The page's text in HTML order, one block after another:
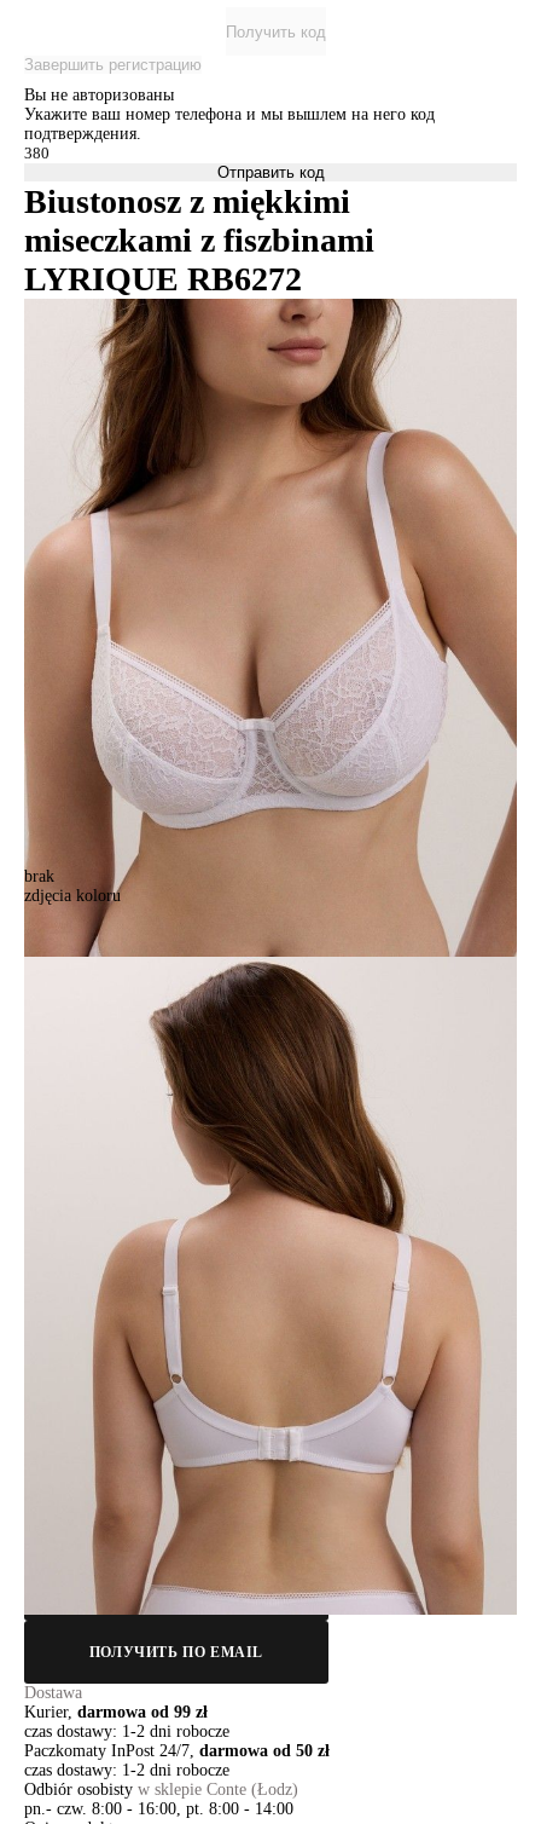
Получить код
Завершить регистрацию
Вы не авторизованы
Укажите ваш номер телефона и мы вышлем на него код
подтверждения.
Отправить код
Biustonosz z miękkimi
miseczkami z fiszbinami
LYRIQUE RB6272
brak
zdjęcia koloru
Biustonosz CONTE ELEGANT LYRIQUE RB6272, r.75G, biały
Biustonosz CONTE ELEGANT LYRIQUE RB6272, r.75G, biały
165,90 zł
+
DODAJ DO KOSZYKA
Jak złożyć zamówienie
POWIADOM MNIE O DOSTĘPNOŚCI
ПОЛУЧИТЬ ПО EMAIL
Dostawa
Kurier, darmowa od 99 zł
czas dostawy: 1-2 dni robocze
Paczkomaty InPost 24/7, darmowa od 50 zł
czas dostawy: 1-2 dni robocze
Odbiór osobisty w sklepie Conte (Łodz)
pn.- czw. 8:00 - 16:00, pt. 8:00 - 14:00